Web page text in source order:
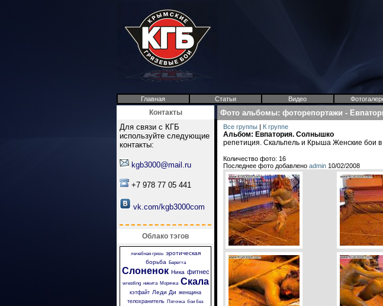
Главная
Статьи Видео
Контакты
Для связи с КГБ
используйте следующие
контакты:
kgb3000@mail.ru
+7 978 77 05 441
vk.com/kgb3000com
Облако тэгов
лечебная грязь эротическая
борьба
Беретта
Слоненок Ника фитнес
wrestling никита Морячка Скала
кэтфайт Леди Ди женщина
телохранитель Пяточка бои без
Фото альбомы: фоторепортажи -
Все группы | К группе
Альбом: Евпатория. Солнышко
репетиция. Скальпель и Крыша Женские бои в
Количество фото: 16
Последнее фото добавлено admin 10/02/2008